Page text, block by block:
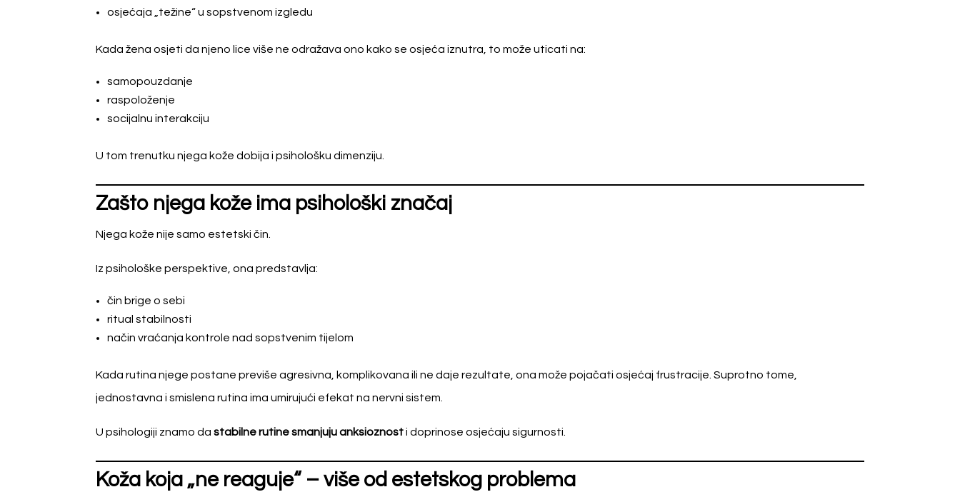
osjećaja „težine“ u sopstvenom izgledu
Kada žena osjeti da njeno lice više ne odražava ono kako se osjeća iznutra, to može uticati na:
samopouzdanje
raspoloženje
socijalnu interakciju
U tom trenutku njega kože dobija i psihološku dimenziju.
Zašto njega kože ima psihološki značaj
Njega kože nije samo estetski čin.
Iz psihološke perspektive, ona predstavlja:
čin brige o sebi
ritual stabilnosti
način vraćanja kontrole nad sopstvenim tijelom
Kada rutina njege postane previše agresivna, komplikovana ili ne daje rezultate, ona može pojačati osjećaj frustracije. Suprotno tome,
jednostavna i smislena rutina ima umirujući efekat na nervni sistem.
U psihologiji znamo dastabilne rutine smanjuju anksioznosti doprinose osjećaju sigurnosti.
Koža koja „ne reaguje“ – više od estetskog problema